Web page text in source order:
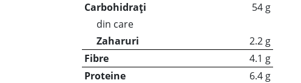
Carbohidrați
54 g
din care
Zaharuri
2.2 g
Fibre
4.1 g
Proteine
6.4 g